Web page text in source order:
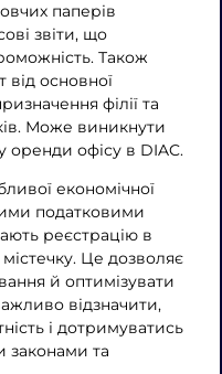
паперів
звіти, що
Також
від основної
філії та
Може виникнути
оренди офісу в DIAC.
​​економічної
податковими
реєстрацію в
Це дозволяє
й оптимізувати
відзначити,
і дотримуватись
законами та